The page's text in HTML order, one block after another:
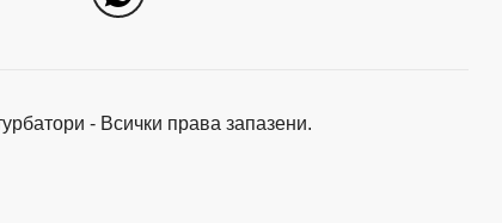
- Всички права запазени.